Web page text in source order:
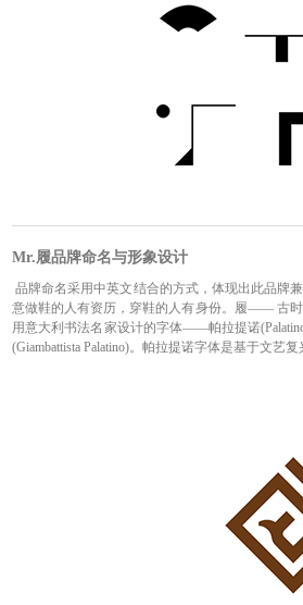
Mr.履品牌命名与形象设计
品牌命名采用中英文结合的方式，体现出此品
意做鞋的人有资历，穿鞋的人有身份。履―― 古
用意大利书法名家设计的字体――帕拉提诺
(Giambattista Palatino)。帕拉提诺字体是基于文艺